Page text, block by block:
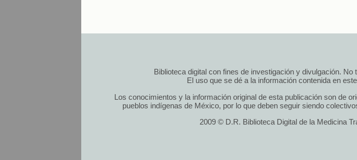
Biblioteca digital con fines de investigación y divulgación.
El uso que se dé a la información contenida en
Los conocimientos y la información original de esta publicación son de
pueblos indígenas de México, por lo que deben seguir siendo
2009 © D.R. Biblioteca Digital de la Medicina